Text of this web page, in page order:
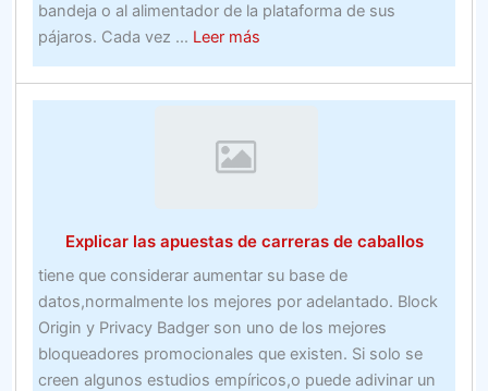
bandeja o al alimentador de la plataforma de sus
pájaros. Cada vez ... Leer másabout
Recomendaciones
sobre
apuestas
deportivas
en
línea
en
las
Explicar las apuestas de carreras de caballos
tiene que considerar aumentar su base de
datos,normalmente los mejores por adelantado. Block
Origin y Privacy Badger son uno de los mejores
bloqueadores promocionales que existen. Si solo se
creen algunos estudios empíricos,o puede adivinar un